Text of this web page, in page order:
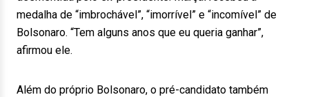
medalha de “imbrochável”, “imorrível” e “incomível” de
Bolsonaro. “Tem alguns anos que eu queria ganhar”,
afirmou ele.
Além do próprio Bolsonaro, o pré-candidato também